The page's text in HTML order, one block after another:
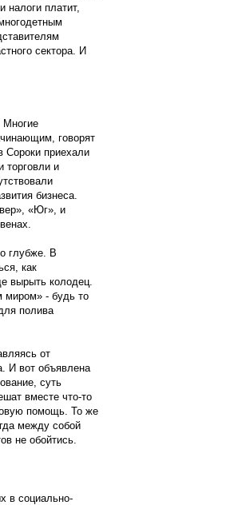
налоги платит,
сектора. И
Многие
говорят
Сороки приехали
торговли и
бизнеса.
«Юг», и
глубже. В
как
вырыть колодец.
миром» - будь то
полива
от
И вот объявлена
суть
вместе что-то
помощь. То же
между собой
не обойтись.
в социально-